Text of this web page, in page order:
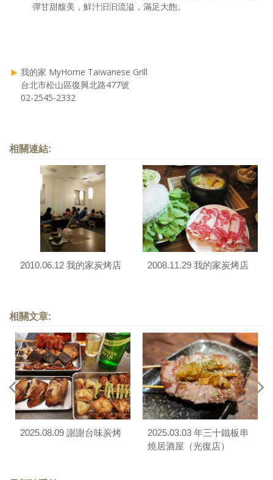
彈甘甜馥美，鮮汁汩汩流溢，滿足大飽。
我的家 MyHome Taiwanese Grill
台北市松山區復興北路477號
02-2545-2332
相關連結:
2010.06.12 我的家炭烤店 2008.11.29 我的家炭烤店
相關文章:
2025.08.09 謝謝台味炭烤
2025.03.03 年三十鐵板串
燒居酒屋（光復店）